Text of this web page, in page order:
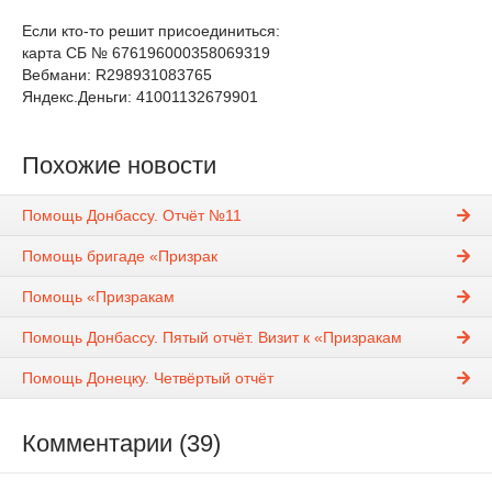
Если кто-то решит присоединиться:
карта СБ № 676196000358069319
Вебмани: R298931083765
Яндекс.Деньги: 41001132679901
Похожие новости
Помощь Донбассу. Отчёт №11
Помощь бригаде «Призрак
Помощь «Призракам
Помощь Донбассу. Пятый отчёт. Визит к «Призракам
Помощь Донецку. Четвёртый отчёт
Комментарии (39)